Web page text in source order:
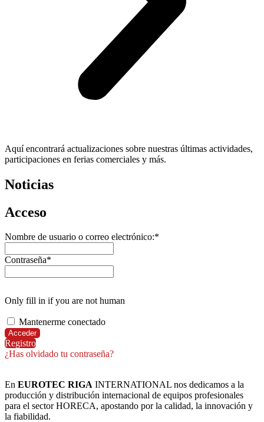
Aquí encontrará actualizaciones sobre nuestras últimas actividades,
participaciones en ferias comerciales y más.
Noticias
Acceso
Nombre de usuario o correo electrónico:*
Contraseña*
Only fill in if you are not human
Mantenerme conectado
Registro
¿Has olvidado tu contraseña?
En EUROTEC RIGA INTERNATIONAL nos dedicamos a la
producción y distribución internacional de equipos profesionales
para el sector HORECA, apostando por la calidad, la innovación y
la fiabilidad.